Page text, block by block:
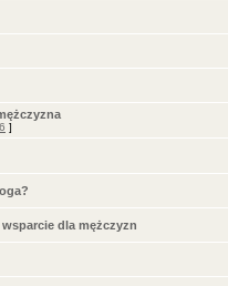
6 ]
dla mężczyzn